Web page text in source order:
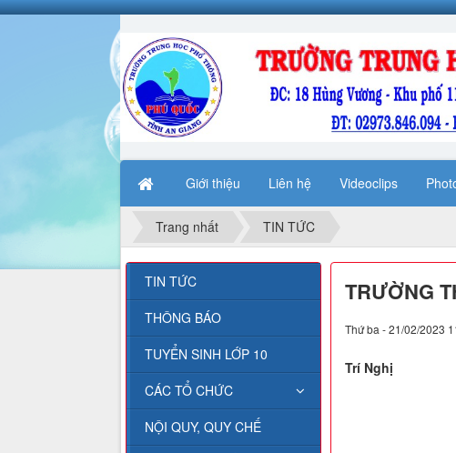
Giới thiệu Liên hệ Videoclips
Trang nhất TIN TỨC
TRƯỜNG
Thứ ba - 21/02/2023
Trí Nghị
TIN TỨC
THÔNG BÁO
TUYỂN SINH LỚP 10
CÁC TỔ CHỨC
NỘI QUY, QUY CHẾ